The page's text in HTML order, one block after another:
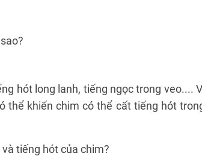
hót long lanh, tiếng ngọc trong veo....
thể khiến chim có thể cất tiếng hót
tiếng hót của chim?